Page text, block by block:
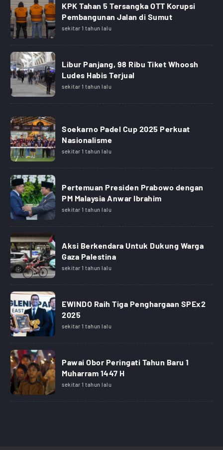
KPK Tahan 5 Tersangka OTT Korupsi
Pembangunan Jalan di Sumut
sekitar 1 tahun lalu
Libur Panjang, 98 Ribu Tiket Whoosh
Ludes Habis Terjual
sekitar 1 tahun lalu
Soekarno Padel Cup 2025 Perkuat
Nasionalisme
sekitar 1 tahun lalu
Pertemuan Presiden Prabowo dengan
PM Malaysia Anwar Ibrahim
sekitar 1 tahun lalu
Aksi Berkendara Untuk Dukung Warga
Gaza Palestina
sekitar 1 tahun lalu
EWINDO Raih Tiga Penghargaan SPEx2
2025
sekitar 1 tahun lalu
Pawai Obor Peringati Tahun Baru 1
Muharram 1447 H
sekitar 1 tahun lalu